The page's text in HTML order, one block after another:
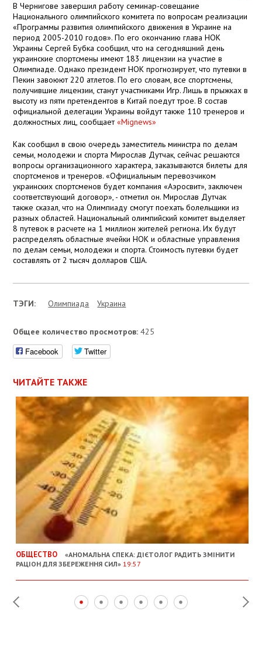
В Чернигове завершил работу семинар-совещание
Национального олимпийского комитета по вопросам реализации
«Программы развития олимпийского движения в Украине на
период 2005-2010 годов». По его окончанию глава НОК
Украины Сергей Бубка сообщил, что на сегодняшний день
украинские спортсмены имеют 183 лицензии на участие в
Олимпиаде. Однако президент НОК прогнозирует, что путевки в
Пекин завоюют 220 атлетов. По его словам, все спортсмены,
получившие лицензии, станут участниками Игр. Лишь в прыжках в
высоту из пяти претендентов в Китай поедут трое. В состав
официальной делегации Украины войдут также 110 тренеров и
должностных лиц, сообщает«Mignews»
Как сообщил в свою очередь заместитель министра по делам
семьи, молодежи и спорта Мирослав Дутчак, сейчас решаются
вопросы организационного характера, заказываются билеты для
спортсменов и тренеров. «Официальным перевозчиком
украинских спортсменов будет компания «Аэросвит», заключен
соответствующий договор», - отметил он. Мирослав Дутчак
также сказал, что на Олимпиаду смогут поехать болельщики из
разных областей. Национальный олимпийский комитет выделяет
8 путевок в расчете на 1 миллион жителей региона. Их будут
распределять областные ячейки НОК и областные управления
по делам семьи, молодежи и спорта. Стоимость путевки будет
составлять от 2 тысяч долларов США.
ТЭГИ: Олимпиада Украина
Общее количество просмотров: 425
Facebook Twitter
ЧИТАЙТЕ ТАКЖЕ
ОБЩЕСТВО
«АНОМАЛЬНА СПЕКА: ДІЄТОЛОГ РАДИТЬ ЗМІНИТИ
РАЦІОН ДЛЯ ЗБЕРЕЖЕННЯ СИЛ» 19:57